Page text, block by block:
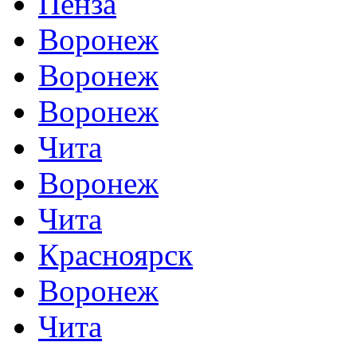
Воронеж
Воронеж
Воронеж
Чита
Воронеж
Чита
Красноярск
Воронеж
Чита